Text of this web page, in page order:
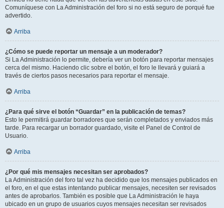
Comuníquese con La Administración del foro si no está seguro de porqué fue
advertido.
Arriba
¿Cómo se puede reportar un mensaje a un moderador?
Si La Administración lo permite, debería ver un botón para reportar mensajes
cerca del mismo. Haciendo clic sobre el botón, el foro le llevará y guiará a
través de ciertos pasos necesarios para reportar el mensaje.
Arriba
¿Para qué sirve el botón “Guardar” en la publicación de temas?
Esto le permitirá guardar borradores que serán completados y enviados más
tarde. Para recargar un borrador guardado, visite el Panel de Control de
Usuario.
Arriba
¿Por qué mis mensajes necesitan ser aprobados?
La Administración del foro tal vez ha decidido que los mensajes publicados en
el foro, en el que estas intentando publicar mensajes, necesiten ser revisados
antes de aprobarlos. También es posible que La Administración le haya
ubicado en un grupo de usuarios cuyos mensajes necesitan ser revisados